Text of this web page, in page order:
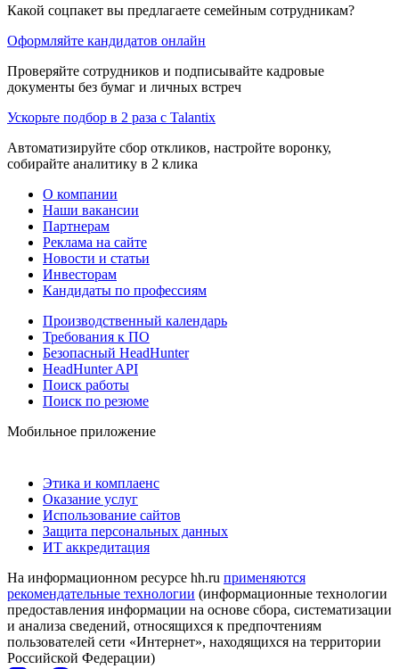
Какой соцпакет вы предлагаете семейным сотрудникам?
Оформляйте кандидатов онлайн
Проверяйте сотрудников и подписывайте кадровые
документы без бумаг и личных встреч
Ускорьте подбор в 2 раза с Talantix
Автоматизируйте сбор откликов, настройте воронку,
собирайте аналитику в 2 клика
О компании
Наши вакансии
Партнерам
Реклама на сайте
Новости и статьи
Инвесторам
Кандидаты по профессиям
Производственный календарь
Требования к ПО
Безопасный HeadHunter
HeadHunter API
Поиск работы
Поиск по резюме
Мобильное приложение
Этика и комплаенс
Оказание услуг
Использование сайтов
Защита персональных данных
ИТ аккредитация
На информационном ресурсе hh.ru применяются
рекомендательные технологии (информационные технологии
предоставления информации на основе сбора, систематизации
и анализа сведений, относящихся к предпочтениям
пользователей сети «Интернет», находящихся на территории
Российской Федерации)